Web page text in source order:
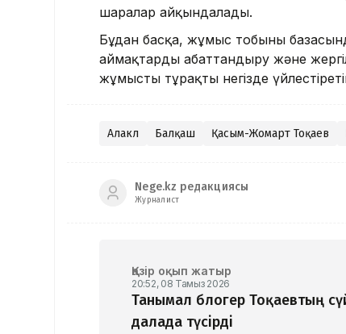
шаралар айқындалады.
Бұдан басқа, жұмыс тобының
аймақтарды абаттандыру және
жұмысты тұрақты негізде
Алакөл Балқаш Қасым-Жомарт Тоқаев
Nege.kz редакциясы
Журналист
Қазір оқып жатыр
20:52, 08 Тамыз 2026
Танымал блогер Тоқаевтың
далада түсірді